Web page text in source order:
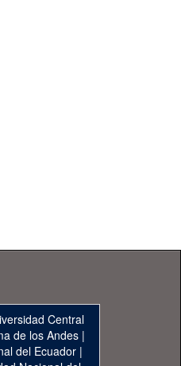
Central
de los Andes|
del Ecuador|